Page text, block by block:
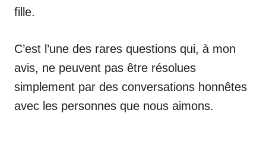
fille.
C’est l’une des rares questions qui, à mon
avis, ne peuvent pas être résolues
simplement par des conversations honnêtes
avec les personnes que nous aimons.